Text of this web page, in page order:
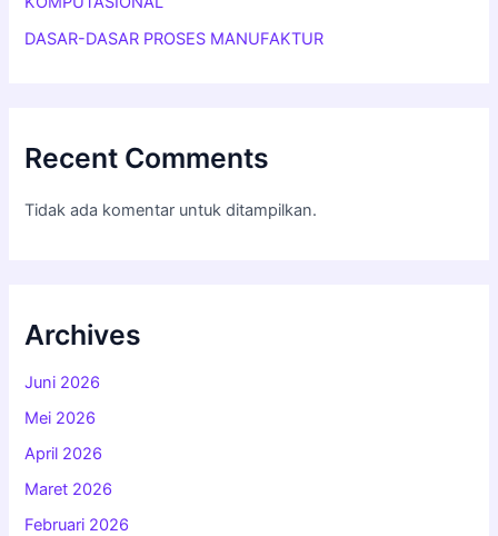
DASAR-DASAR PROSES MANUFAKTUR
Recent Comments
Tidak ada komentar untuk ditampilkan.
Archives
Juni 2026
Mei 2026
April 2026
Maret 2026
Februari 2026